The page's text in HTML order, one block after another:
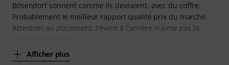
Bösendorf sonnent comme ils devraient, avec du coffre.
Probablement le meilleur rapport qualité prix du marché.
Attention au placement, l'évent à l'arrière n'aime pas la
Afficher plus